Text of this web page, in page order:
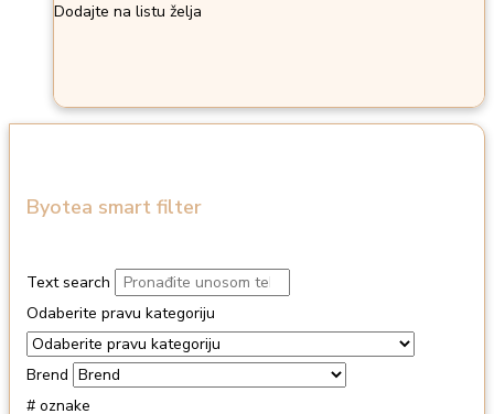
Dodajte na listu želja
Byotea smart filter
Text search
Odaberite pravu kategoriju
Brend
# oznake